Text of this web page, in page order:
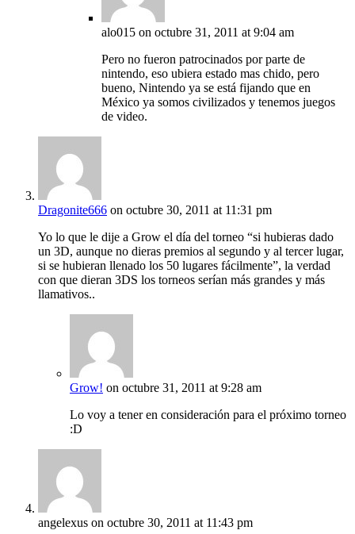
alo015 on octubre 31, 2011 at 9:04 am
Pero no fueron patrocinados por parte de
nintendo, eso ubiera estado mas chido, pero
bueno, Nintendo ya se está fijando que en
México ya somos civilizados y tenemos juegos
de video.
Dragonite666 on octubre 30, 2011 at 11:31 pm
Yo lo que le dije a Grow el día del torneo “si hubieras dado
un 3D, aunque no dieras premios al segundo y al tercer lugar,
si se hubieran llenado los 50 lugares fácilmente”, la verdad
con que dieran 3DS los torneos serían más grandes y más
llamativos..
Grow! on octubre 31, 2011 at 9:28 am
Lo voy a tener en consideración para el próximo torneo
:D
angelexus on octubre 30, 2011 at 11:43 pm